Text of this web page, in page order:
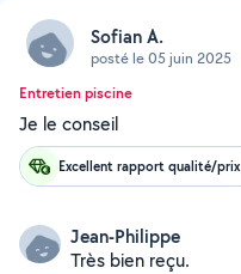
Sofian A.
posté le 05 juin 2025
Entretien piscine
Je le conseil
Excellent rapport qualité/prix
Jean-Philippe
Très bien reçu.